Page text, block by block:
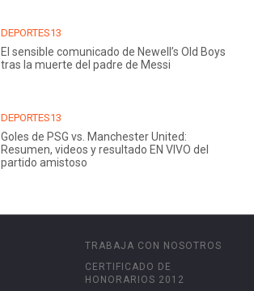
DEPORTES13
El sensible comunicado de Newell’s Old Boys
tras la muerte del padre de Messi
DEPORTES13
Goles de PSG vs. Manchester United:
Resumen, videos y resultado EN VIVO del
partido amistoso
TRABAJA CON NOSOTROS
CERTIFICADO DE
HONORARIOS 2012